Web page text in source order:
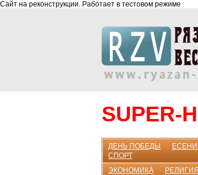
Сайт на реконструкции. Работает в тестовом режиме
ДЕНЬ ПОБЕДЫ
СПОРТ
ЭКОНОМИКА
РЕЛИГИЯ